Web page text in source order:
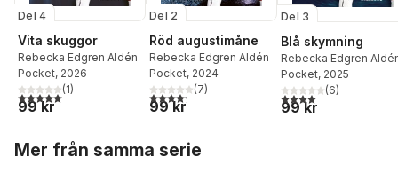
Del 4
Vita skuggor
Rebecka Edgren Aldén
Pocket, 2026
5,0utav 5 stjärnor. Totalt antal röster:
(1)
99 kr
Del 2
Röd augustimåne
Rebecka Edgren Aldén
Pocket, 2024
4,3utav 5 stjärnor. Totalt antal röster:
(7)
99 kr
Del 3
Blå skymning
Rebecka Edgren
Pocket, 2025
4,0utav 5 stjärnor.
(6)
99 kr
Mer från samma serie